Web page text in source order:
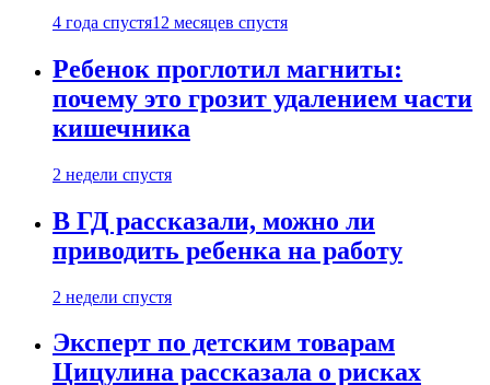
4 года спустя12 месяцев спустя
Ребенок проглотил магниты:
почему это грозит удалением части
кишечника
2 недели спустя
В ГД рассказали, можно ли
приводить ребенка на работу
2 недели спустя
Эксперт по детским товарам
Цицулина рассказала о рисках